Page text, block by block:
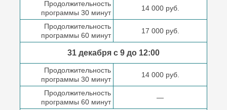
Продолжительность
программы 30 минут
14 000 руб.
Продолжительность
программы 60 минут
17 000 руб.
31 декабря с 9 до 12:00
Продолжительность
программы 30 минут
14 000 руб.
Продолжительность
программы 60 минут
—